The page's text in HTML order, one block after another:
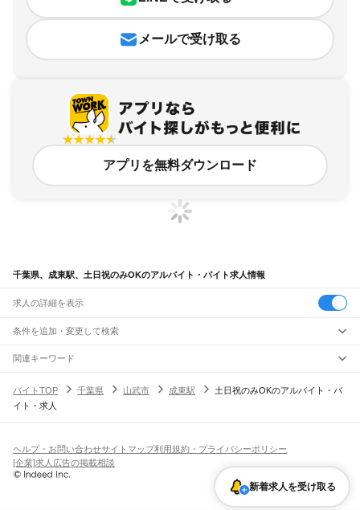
メールで受け取る
アプリを無料ダウンロード
千葉県、成東駅、土日祝のみOKのアルバイト・バイト求人情報
求人の詳細を表示
条件を追加・変更して検索
市区町村を追加・変更
千葉県すべて
千葉市
旭市習志野市柏市勝浦市市原市流山市八千代市我孫子市鴨川市鎌ケ谷市
君津市富津市浦安市 印西市白井市富里市南房総市
匝瑳市香取市 印旛郡 香取郡山武郡 長生郡夷隅郡
駅を追加・変更
JR中央・総武線
市川駅本八幡駅下総中山駅 津田沼駅幕張本郷駅幕張駅
新検見川駅
職種を追加・変更
飲食・フードサービスすべて
ホールスタッフキッチンスタッフ
パン屋（ベーカリー）
バー（BAR）・バーテンダー
飲食店（店長・マネージャー）
人気
日払いOK高校生歓迎 髪型・髪色自由
留学生・外国人活躍中
雇用形態を追加・変更
関連キーワード
バイトTOP
千葉県 山武市 成東駅
土日祝のみOKのアルバイト・バ
イト・求人
新着求人を受け取る
ヘルプ・お問い合わせサイトマップ利用規約・プライバシーポリシー
[企業]求人広告の掲載相談